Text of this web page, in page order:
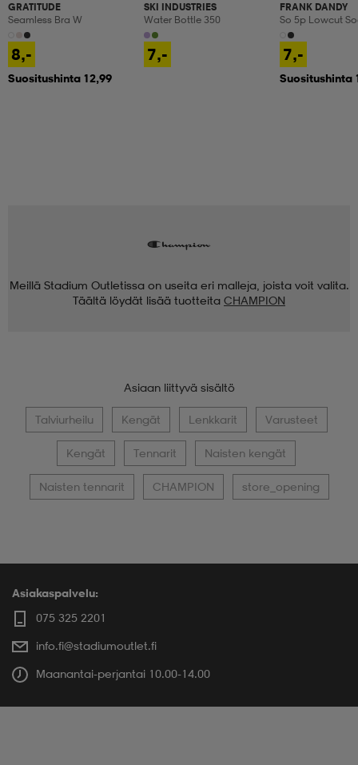
GRATITUDE
Seamless Bra W
8,-
Suositushinta 12,99
SKI INDUSTRIES
Water Bottle 350
7,-
FRANK DANDY
So 5p Lowcut
7,-
Suositushinta
Meillä Stadium Outletissa on useita eri malleja, joista voit valita.
Täältä löydät lisää tuotteita CHAMPION
Asiaan liittyvä sisältö
Talviurheilu Kengät Lenkkarit Varusteet
Kengät Tennarit Naisten kengät
Naisten tennarit CHAMPION store_opening
Asiakaspalvelu:
075 325 2201
info.fi@stadiumoutlet.fi
Maanantai-perjantai 10.00-14.00